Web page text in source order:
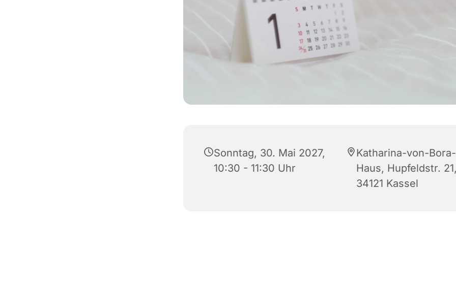
Sonntag, 30. Mai 2027,
10:30 - 11:30 Uhr
Katharina-von-Bora-
Haus, Hupfeldstr.
34121 Kassel